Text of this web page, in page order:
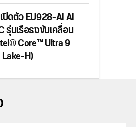
ปิดตัว EU928-AI AI
รุ่นเรือธงขับเคลื่อน
Core™ Ultra 9
H)